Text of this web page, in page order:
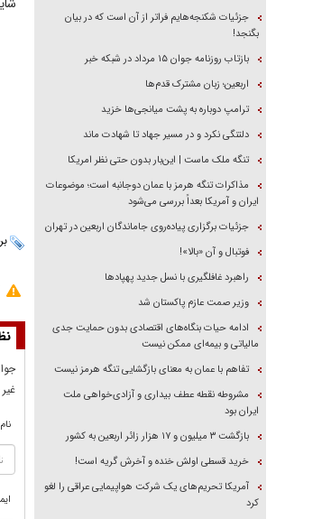
نام
جزئیات شکنجه‌هایم فراتر از آن است که در بیان
بگنجد!
بازتاب روزنامه جوان ۱۵ مرداد در شبکه خبر
اربعین؛ زبان مشترک قدم‌ها
ترامپ دوباره به پشت میانجی‌ها خزید
دلتنگی نکرد و در مسیر جهاد تا شهادت ماند
تنگه ملک ماست | این‌بار بدون حتی نظر امریکا
مذاکرات تنگه هرمز با عمان دوجانبه است؛ موضوعات
ایران و آمریکا بعداً بررسی می‌شود
جزئیات برگزاری پیاده‌روی جاماندگان اربعین در تهران
فوتبال و آن «بالا»!
راهبرد غافلگیری با نسل جدید پهپاد‌ها
وزیر صمت عازم پاکستان شد
ادامه حیات بنگاه‌های اقتصادی بدون حمایت جدی
مالیاتی و بیمه‌ای ممکن نیست
تفاهم با عمان به معنای بازگشایی تنگه هرمز نیست
مشروطه نقطه عطف بیداری و آزادی‌خواهی ملت
ایران بود
بازگشت ۳ میلیون و ۱۷ هزار زائر اربعین به کشور
خرید قسطی اولش خنده و آخرش گریه است!
آمریکا تحریم‌های یک شرکت هواپیمایی عراقی را لغو
کرد